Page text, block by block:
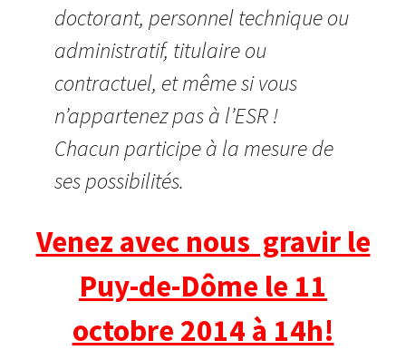
doctorant, personnel technique ou
administratif, titulaire ou
contractuel, et même si vous
n’appartenez pas à l’ESR !
Chacun participe à la mesure de
ses possibilités.
Venez avec nous gravir le
Puy-de-Dôme le 11
octobre 2014 à 14h!